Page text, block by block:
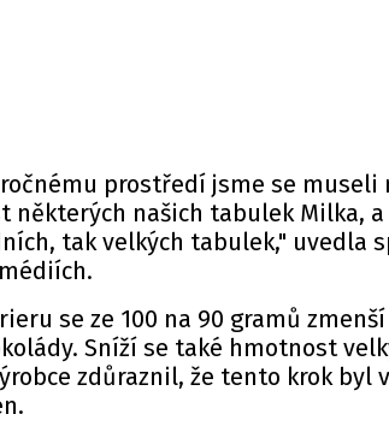
prostředí jsme se
některých našich tabulek Milka,
tak velkých tabulek," uvedla
se ze 100 na 90 gramů
Sníží se také hmotnost
zdůraznil, že tento krok byl